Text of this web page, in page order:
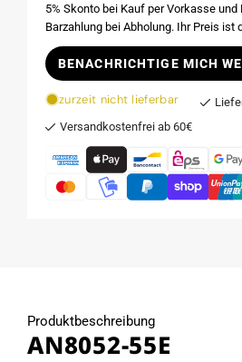
5% Skonto bei Kauf per Vorkasse
Barzahlung bei Abholung. Ihr Preis ist
BENACHRICHTIGE MICH
zurzeit nicht lieferbar
Versandkostenfrei ab 60€
Produktbeschreibung
AN8052-55E